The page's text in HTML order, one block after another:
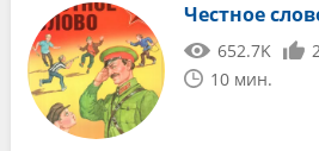
Честное
652.7K
10 мин.